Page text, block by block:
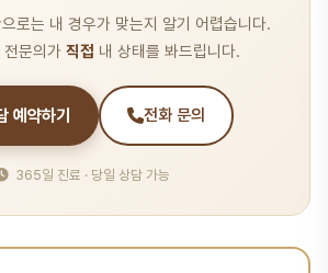
로는 내 경우가 맞는지 알기 어렵습니다.
문의가 직접 내 상태를 봐드립니다.
예약하기 전화 문의
365일 진료 · 당일 상담 가능